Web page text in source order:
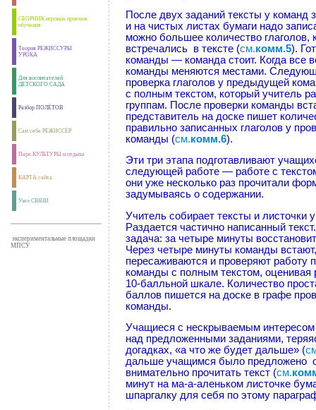
СБОРНИК игровых приемов
обучения
Теория РЕЖИССУРЫ
УРОКА
Для воспитателей
ДЕТСКОГО САДА
Разбор ПОЛЁТОВ
Сам себе РЕЖИССЁР
Парк КУЛЬТУРЫ и отдыха
КАРТА сайта
Узел СВЯЗИ
экспериментальные площадки
МПСУ
После двух заданий тексты у команд
и на чистых листах бумаги надо
можно большее количество глаголов,
встречались в тексте (см.комм.5).
команды — команда стоит. Когда все
команды меняются местами.
проверка глаголов у предыдущей
с полным текстом, который учитель
группам. После проверки команды
представитель на доске пишет
правильно записанных глаголов у
команды (см.комм.6).
Эти три этапа подготавливают
следующей работе — работе с
они уже несколько раз прочитали
задумываясь о содержании.
Учитель собирает тексты и листочки
Раздается частично написанный
задача: за четыре минуты
Через четыре минуты команды встают,
пересаживаются и проверяют работу
команды с полным текстом, оценивая
10-балльной шкале. Количество
баллов пишется на доске в графе
команды.
Учащиеся с нескрываемым интересом
над предложенными заданиями,
догадках, «а что же будет дальше» (
дальше учащимся было предложено
внимательно прочитать текст (см.
минут на ма-а-аленьком листочке
шпаргалку для себя по этому